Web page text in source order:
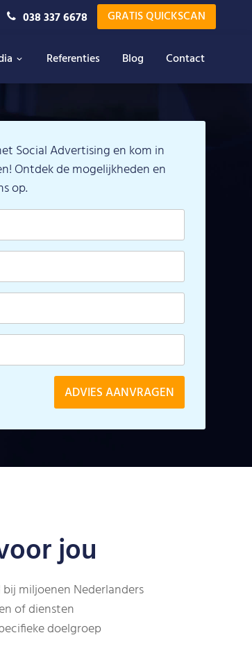
038 337 6678 GRATIS QUICKSCAN
Referenties Blog Contact
Social Advertising en kom in
Ontdek de mogelijkheden en
op.
jou
miljoenen Nederlanders
of diensten
doelgroep